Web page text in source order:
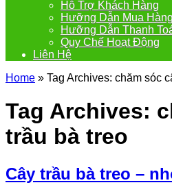
Hỗ Trợ Khách Hàng
Hưỡng Dẫn Mua Hàng
Hưỡng Dẫn Thanh
Quy Chế Hoạt Động
Liên Hệ
Home » Tag Archives: chăm sóc
Tag Archives:
trầu bà treo
Cây trầu bà treo –